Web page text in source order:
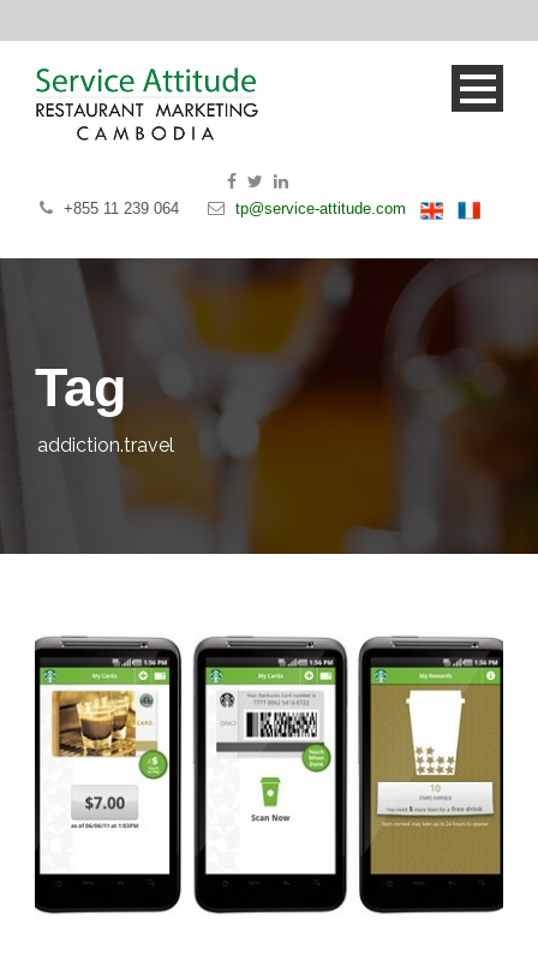
+855 11 239 064 tp@service-attitude.com
Tag
addiction.travel